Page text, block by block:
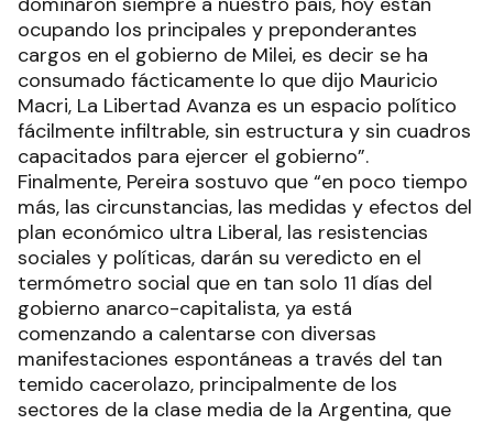
ocupando los principales y preponderantes
cargos en el gobierno de Milei, es decir se ha
consumado fácticamente lo que dijo Mauricio
Macri, La Libertad Avanza es un espacio político
fácilmente infiltrable, sin estructura y sin cuadros
capacitados para ejercer el gobierno”.
Finalmente, Pereira sostuvo que “en poco tiempo
más, las circunstancias, las medidas y efectos del
plan económico ultra Liberal, las resistencias
sociales y políticas, darán su veredicto en el
termómetro social que en tan solo 11 días del
gobierno anarco-capitalista, ya está
comenzando a calentarse con diversas
manifestaciones espontáneas a través del tan
temido cacerolazo, principalmente de los
sectores de la clase media de la Argentina, que